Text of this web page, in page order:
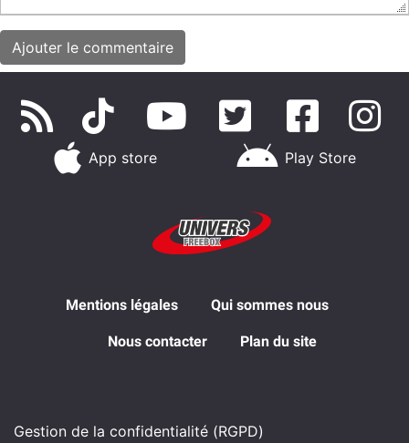
App store Play Store
Mentions légales Qui sommes nous
Nous contacter Plan du site
Gestion de la confidentialité (RGPD)